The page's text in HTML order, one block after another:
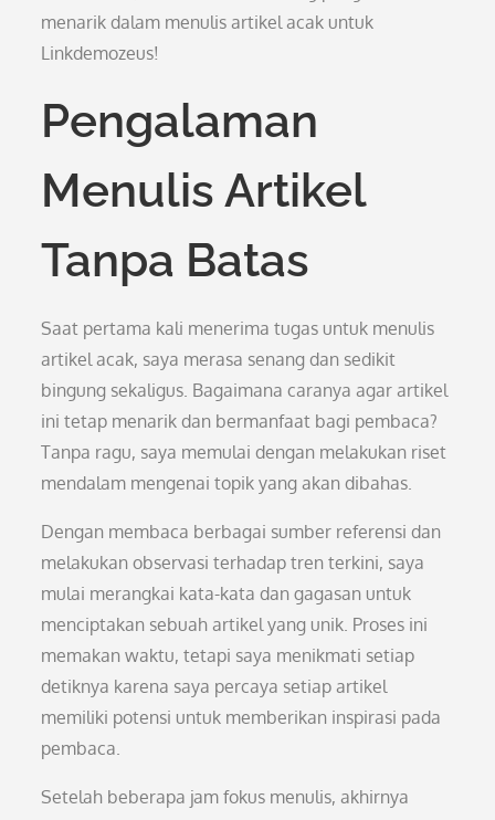
menarik dalam menulis artikel acak untuk
Linkdemozeus!
Pengalaman
Menulis Artikel
Tanpa Batas
Saat pertama kali menerima tugas untuk menulis
artikel acak, saya merasa senang dan sedikit
bingung sekaligus. Bagaimana caranya agar artikel
ini tetap menarik dan bermanfaat bagi pembaca?
Tanpa ragu, saya memulai dengan melakukan riset
mendalam mengenai topik yang akan dibahas.
Dengan membaca berbagai sumber referensi dan
melakukan observasi terhadap tren terkini, saya
mulai merangkai kata-kata dan gagasan untuk
menciptakan sebuah artikel yang unik. Proses ini
memakan waktu, tetapi saya menikmati setiap
detiknya karena saya percaya setiap artikel
memiliki potensi untuk memberikan inspirasi pada
pembaca.
Setelah beberapa jam fokus menulis, akhirnya